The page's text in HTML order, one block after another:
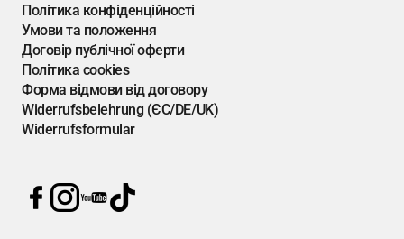
Політика конфіденційності
Умови та положення
Договір публічної оферти
Політика cookies
Форма відмови від договору
Widerrufsbelehrung (ЄС/DE/UK)
Widerrufsformular